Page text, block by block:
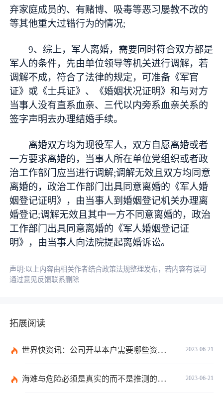
弃家庭成员的、有赌博、吸毒等恶习屡教不改的
等其他重大过错行为的情况;
9、综上，军人离婚，需要同时符合双方都是
军人的条件，先由单位领导等机关进行调解，若
调解不成，符合了法律的规定，可准备《军官
证》或《士兵证》、《婚姻状况证明》和与对方
当事人没有直系血亲、三代以内旁系血亲关系的
签字声明去办理结婚手续。
离婚双方均为现役军人，双方自愿离婚或者
一方要求离婚的，当事人所在单位党组织或者政
治工作部门应当进行调解;调解无效且双方均同意
离婚的，政治工作部门出具同意离婚的《军人婚
姻登记证明》，由当事人到婚姻登记机关办理离
婚登记;调解无效且其中一方不同意离婚的，政治
工作部门出具同意离婚的《军人婚姻登记证
明》，由当事人向法院提起离婚诉讼。
声明:以上内容由相关作者结合政策法规整理发布，若内容有误可
通过意见反馈联系删除
拓展阅读
2023-06-21
世界快资讯：公司开基本户需要哪些资料？开基本户的程序是什么？
2023-06-21
海难与危险必须是真实的而不是推测的吗？